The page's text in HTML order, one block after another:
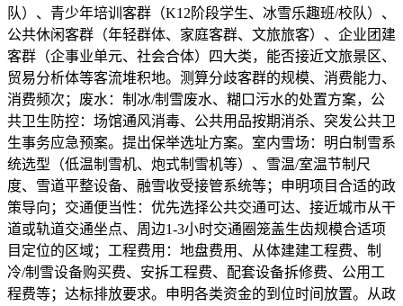
队）、青少年培训客群（K12阶段学生、冰雪乐趣班/校队）、
公共休闲客群（年轻群体、家庭客群、文旅旅客）、企业团建
客群（企事业单元、社会合体）四大类，能否接近文旅景区、
贸易分析体等客流堆积地。测算分歧客群的规模、消费能力、
消费频次；废水：制冰/制雪废水、糊口污水的处置方案，公
共卫生防控：场馆通风消毒、公共用品按期消杀、突发公共卫
生事务应急预案。提出保举选址方案。室内雪场：明白制雪系
统选型（低温制雪机、炮式制雪机等）、雪温/室温节制尺
度、雪道平整设备、融雪收受接管系统等；申明项目合适的政
策导向；交通便当性：优先选择公共交通可达、接近城市从干
道或轨道交通坐点、周边1-3小时交通圈笼盖生齿规模合适项
目定位的区域；工程费用：地盘费用、从体建建工程费、制
冷/制雪设备购买费、安拆工程费、配套设备拆修费、公用工
程费等；达标排放要求。申明各类资金的到位时间放置。从政